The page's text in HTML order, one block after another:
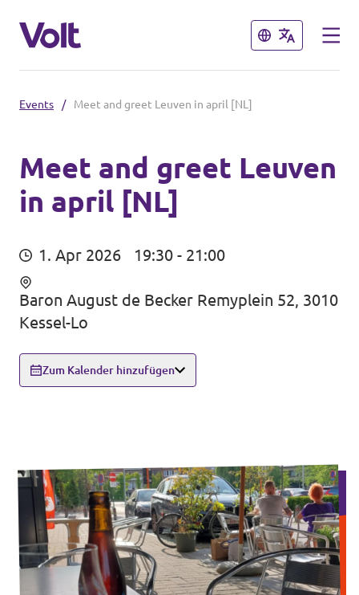
Schließen
Sprache auswählen
Unsere benachbarten Chapters
Volt Nederland
Volt Letzebuerg
Volt France
Schließen
Programm
Menschen
Unsere Events
Spenden
Mitglied werden
Homepage
Events / Meet and greet Leuven in april [NL]
Meet and greet Leuven
in april [NL]
1. Apr 2026 19:30 - 21:00
Baron August de Becker Remyplein 52, 3010
Kessel-Lo
Zum Kalender hinzufügen